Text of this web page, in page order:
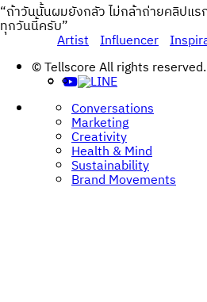
“ถ้าวันนั้นผมยังกลัว ไม่กล้าถ่ายคลิปแร
ทุกวันนี้ครับ”
Artist Influencer
Post
navigation
© Tellscore All rights reserved.
Conversations
Marketing
Creativity
Health & Mind
Sustainability
Brand Movements